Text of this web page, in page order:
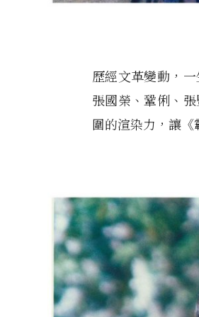
歷經文革變動，
張國榮、鞏俐、
圍的渲染力，讓《